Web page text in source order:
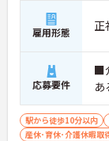
雇用形態 正
応募要件
■
あ
駅から徒歩10分以内
産休･育休･介護休暇取